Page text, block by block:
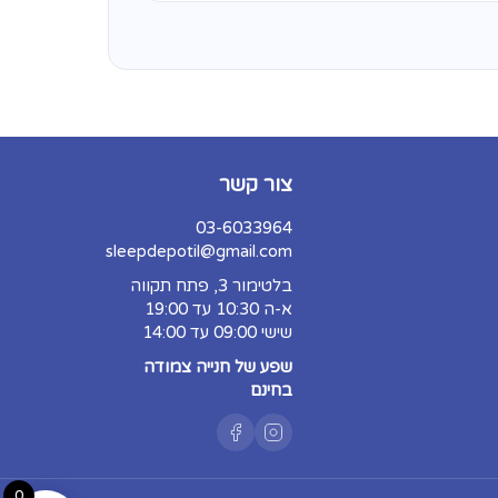
צור קשר
03-6033964
sleepdepotil@gmail.com
בלטימור 3, פתח תקווה
א-ה 10:30 עד 19:00
שישי 09:00 עד 14:00
שפע של חנייה צמודה
בחינם